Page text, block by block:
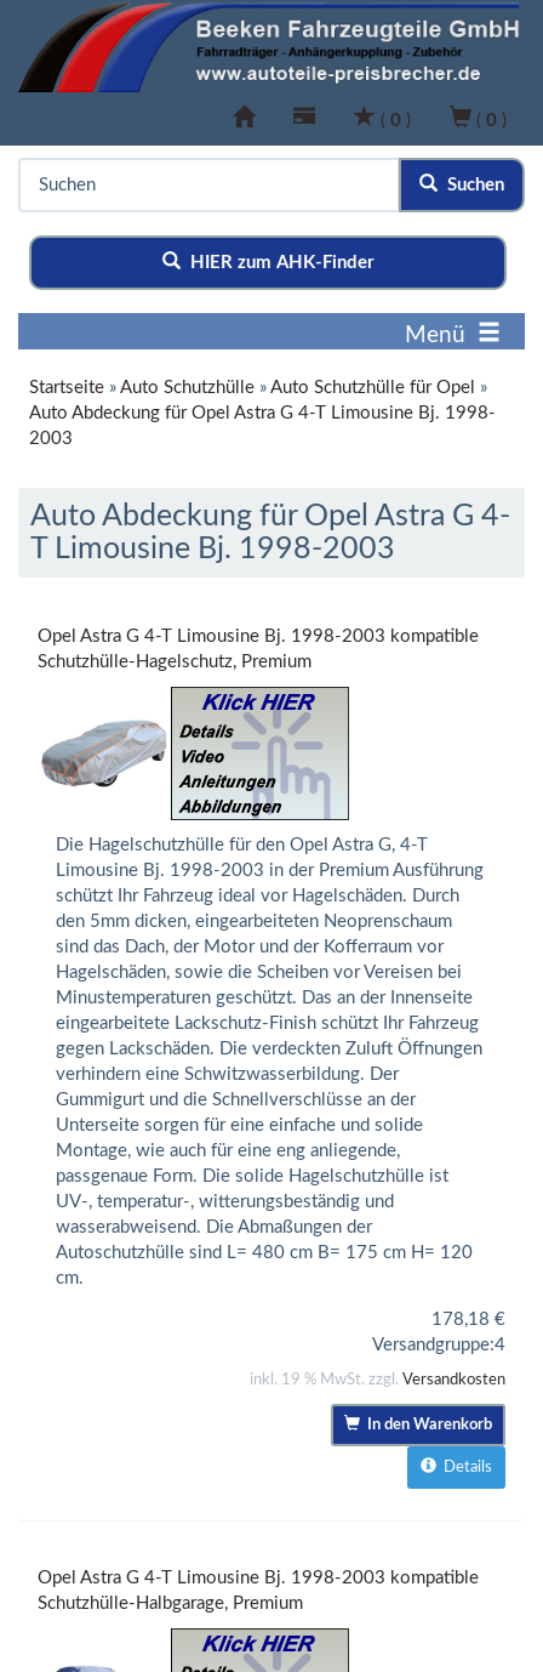
( 0 ) ( 0 )
Suchen
HIER zum AHK-Finder
Menü
Startseite » Auto Schutzhülle » Auto Schutzhülle für Opel »
Auto Abdeckung für Opel Astra G 4-T Limousine Bj. 1998-
2003
Auto Abdeckung für Opel Astra G 4-
T Limousine Bj. 1998-2003
Opel Astra G 4-T Limousine Bj. 1998-2003 kompatible
Schutzhülle-Hagelschutz, Premium
Die Hagelschutzhülle für den Opel Astra G, 4-T
Limousine Bj. 1998-2003 in der Premium Ausführung
schützt Ihr Fahrzeug ideal vor Hagelschäden. Durch
den 5mm dicken, eingearbeiteten Neoprenschaum
sind das Dach, der Motor und der Kofferraum vor
Hagelschäden, sowie die Scheiben vor Vereisen bei
Minustemperaturen geschützt. Das an der Innenseite
eingearbeitete Lackschutz-Finish schützt Ihr Fahrzeug
gegen Lackschäden. Die verdeckten Zuluft Öffnungen
verhindern eine Schwitzwasserbildung. Der
Gummigurt und die Schnellverschlüsse an der
Unterseite sorgen für eine einfache und solide
Montage, wie auch für eine eng anliegende,
passgenaue Form. Die solide Hagelschutzhülle ist
UV-, temperatur-, witterungsbeständig und
wasserabweisend. Die Abmaßungen der
Autoschutzhülle sind L= 480 cm B= 175 cm H= 120
cm.
178,18 €
Versandgruppe:4
inkl. 19 % MwSt. zzgl. Versandkosten
In den Warenkorb
Details
Opel Astra G 4-T Limousine Bj. 1998-2003 kompatible
Schutzhülle-Halbgarage, Premium